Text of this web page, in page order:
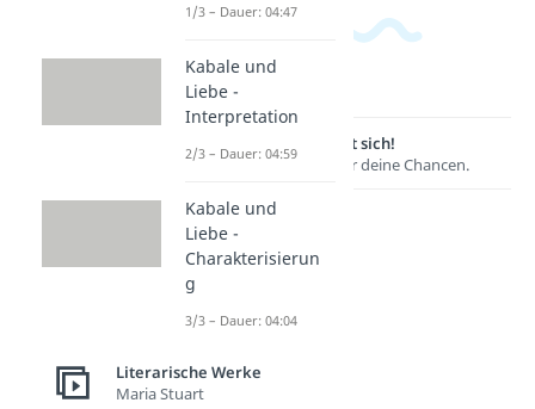
Lernen lohnt sich!
Entdecke hier deine Chancen.
1/3 – Dauer: 04:47
Kabale und
Liebe -
Interpretation
2/3 – Dauer: 04:59
Kabale und
Liebe -
Charakterisierun
g
3/3 – Dauer: 04:04
Literarische Werke
Maria Stuart